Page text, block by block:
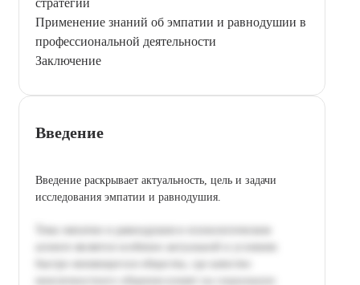
Применение знаний об эмпатии и равнодушии в
профессиональной деятельности
Заключение
Введение
Введение раскрывает актуальность, цель и задачи
исследования эмпатии и равнодушия.